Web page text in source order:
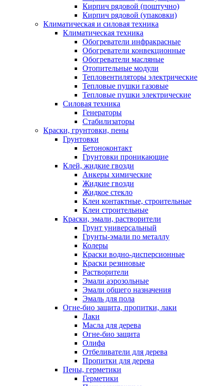
Кирпич рядовой (поштучно)
Кирпич рядовой (упаковки)
Климатическая и силовая техника
Климатическая техника
Обогреватели инфракрасные
Обогреватели конвекционные
Обогреватели масляные
Отопительные модули
Тепловентиляторы электрические
Тепловые пушки газовые
Тепловые пушки электрические
Силовая техника
Генераторы
Стабилизаторы
Краски, грунтовки, пены
Грунтовки
Бетоноконтакт
Грунтовки проникающие
Клей, жидкие гвозди
Анкеры химические
Жидкие гвозди
Жидкое стекло
Клеи контактные, строительные
Клеи строительные
Краски, эмали, растворители
Грунт универсальный
Грунты-эмали по металлу
Колеры
Краски водно-дисперсионные
Краски резиновые
Растворители
Эмали аэрозольные
Эмали общего назначения
Эмаль для пола
Огне-био защита, пропитки, лаки
Лаки
Масла для дерева
Огне-био защита
Олифа
Отбеливатели для дерева
Пропитки для дерева
Пены, герметики
Герметики